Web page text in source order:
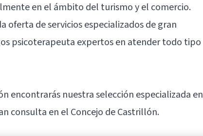
en el ámbito del turismo y el comercio.
oferta de servicios especializados de gran
psicoterapeuta expertos en atender todo tipo
encontrarás nuestra selección especializada en
consulta en el Concejo de Castrillón.